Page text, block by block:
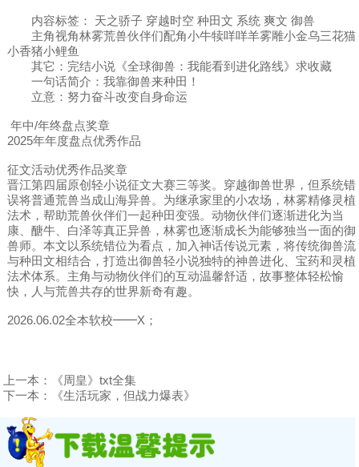
内容标签： 天之骄子 穿越时空 种田文 系统 爽文 御兽
主角视角林雾荒兽伙伴们配角小牛犊咩咩羊雾雕小金乌三花猫
小香猪小鲤鱼
其它：完结小说《全球御兽：我能看到进化路线》求收藏
一句话简介：我靠御兽来种田！
立意：努力奋斗改变自身命运
年中/年终盘点奖章
2025年年度盘点优秀作品
征文活动优秀作品奖章
晋江第四届原创轻小说征文大赛三等奖。穿越御兽世界，但系统错
误将普通荒兽当成山海异兽。为继承家里的小农场，林雾精修灵植
法术，帮助荒兽伙伴们一起种田变强。动物伙伴们逐渐进化为当
康、醣牛、白泽等真正异兽，林雾也逐渐成长为能够独当一面的御
兽师。本文以系统错位为看点，加入神话传说元素，将传统御兽流
与种田文相结合，打造出御兽轻小说独特的神兽进化、宝药和灵植
法术体系。主角与动物伙伴们的互动温馨舒适，故事整体轻松愉
快，人与荒兽共存的世界新奇有趣。
2026.06.02全本软校━━X；
上一本：
《周皇》txt全集
下一本：
《生活玩家，但战力爆表》